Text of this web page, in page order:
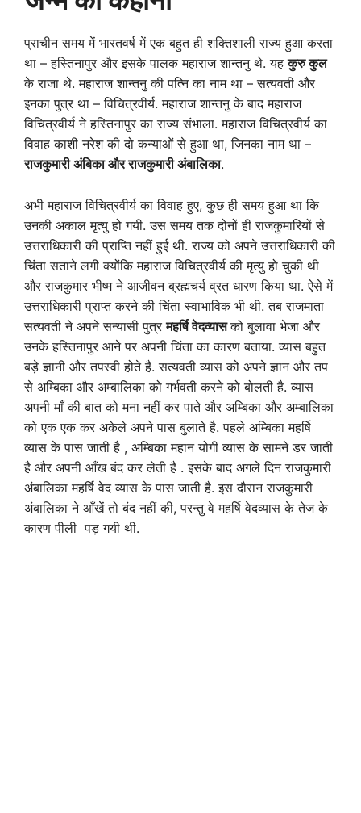
प्राचीन समय में भारतवर्ष में एक बहुत ही शक्तिशाली राज्य हुआ करता
था – हस्तिनापुर और इसके पालक महाराज शान्तनु थे. यहकुरु कुल
के राजा थे. महाराज शान्तनु की पत्नि का नाम था – सत्यवती और
इनका पुत्र था – विचित्रवीर्य. महाराज शान्तनु के बाद महाराज
विचित्रवीर्य ने हस्तिनापुर का राज्य संभाला. महाराज विचित्रवीर्य का
विवाह काशी नरेश की दो कन्याओं से हुआ था, जिनका नाम था –
राजकुमारी अंबिका और राजकुमारी अंबालिका.
अभी महाराज विचित्रवीर्य का विवाह हुए, कुछ ही समय हुआ था कि
उनकी अकाल मृत्यु हो गयी. उस समय तक दोनों ही राजकुमारियों से
उत्तराधिकारी की प्राप्ति नहीं हुई थी. राज्य को अपने उत्तराधिकारी की
चिंता सताने लगी क्योंकि महाराज विचित्रवीर्य की मृत्यु हो चुकी थी
और राजकुमार भीष्म ने आजीवन ब्रह्मचर्य व्रत धारण किया था. ऐसे में
उत्तराधिकारी प्राप्त करने की चिंता स्वाभाविक भी थी. तब राजमाता
सत्यवती ने अपने सन्यासी पुत्रमहर्षि वेदव्यासको बुलावा भेजा और
उनके हस्तिनापुर आने पर अपनी चिंता का कारण बताया. व्यास बहुत
बड़े ज्ञानी और तपस्वी होते है. सत्यवती व्यास को अपने ज्ञान और तप
से अम्बिका और अम्बालिका को गर्भवती करने को बोलती है. व्यास
अपनी माँ की बात को मना नहीं कर पाते और अम्बिका और अम्बालिका
को एक एक कर अकेले अपने पास बुलाते है. पहले अम्बिका महर्षि
व्यास के पास जाती है , अम्बिका महान योगी व्यास के सामने डर जाती
है और अपनी आँख बंद कर लेती है . इसके बाद अगले दिन राजकुमारी
अंबालिका महर्षि वेद व्यास के पास जाती है. इस दौरान राजकुमारी
अंबालिका ने आँखें तो बंद नहीं की, परन्तु वे महर्षि वेदव्यास के तेज के
कारण पीली पड़ गयी थी.